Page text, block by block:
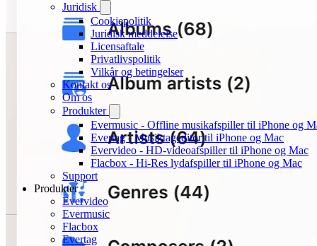
Juridisk
Cookiepolitik
Juridisk meddelelse
Licensaftale
Privatlivspolitik
Vilkår og betingelser
Kontakt os
Om os
Produkter
Evermusic - Offline musikafspiller til iPhone og
Evertag - Musiktageditor til iPhone og Mac
Evervideo - HD-videoafspiller til iPhone og Mac
Flacbox - Hi-Res lydafspiller til iPhone og Mac
Support
Produkter
Evervideo
Evermusic
Flacbox
Evertag